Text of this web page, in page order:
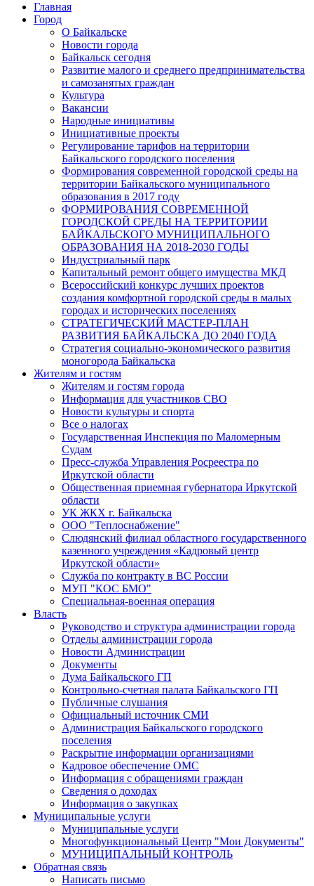
Главная
Город
О Байкальске
Новости города
Байкальск сегодня
Развитие малого и среднего предпринимательства
и самозанятых граждан
Культура
Вакансии
Народные инициативы
Инициативные проекты
Регулирование тарифов на территории
Байкальского городского поселения
Формирования современной городской среды на
территории Байкальского муниципального
образования в 2017 году
ФОРМИРОВАНИЯ СОВРЕМЕННОЙ
ГОРОДСКОЙ СРЕДЫ НА ТЕРРИТОРИИ
БАЙКАЛЬСКОГО МУНИЦИПАЛЬНОГО
ОБРАЗОВАНИЯ НА 2018-2030 ГОДЫ
Индустриальный парк
Капитальный ремонт общего имущества МКД
Всероссийский конкурс лучших проектов
создания комфортной городской среды в малых
городах и исторических поселениях
СТРАТЕГИЧЕСКИЙ МАСТЕР-ПЛАН
РАЗВИТИЯ БАЙКАЛЬСКА ДО 2040 ГОДА
Стратегия социально-экономического развития
моногорода Байкальска
Жителям и гостям
Жителям и гостям города
Информация для участников СВО
Новости культуры и спорта
Все о налогах
Государственная Инспекция по Маломерным
Судам
Пресс-служба Управления Росреестра по
Иркутской области
Общественная приемная губернатора Иркутской
области
УК ЖКХ г. Байкальска
ООО "Теплоснабжение"
Слюдянский филиал областного государственного
казенного учреждения «Кадровый центр
Иркутской области»
Служба по контракту в ВС России
МУП "КОС БМО"
Специальная-военная операция
Власть
Руководство и структура администрации города
Отделы администрации города
Новости Администрации
Документы
Дума Байкальского ГП
Контрольно-счетная палата Байкальского ГП
Публичные слушания
Официальный источник СМИ
Администрация Байкальского городского
поселения
Раскрытие информации организациями
Кадровое обеспечение ОМС
Информация с обращениями граждан
Сведения о доходах
Информация о закупках
Муниципальные услуги
Муниципальные услуги
Многофункциональный Центр "Мои Документы"
МУНИЦИПАЛЬНЫЙ КОНТРОЛЬ
Обратная связь
Написать письмо